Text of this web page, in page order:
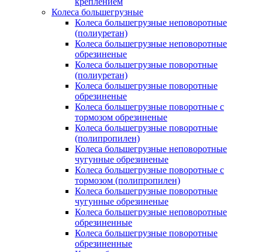
Колеса большегрузные
Колеса большегрузные неповоротные
(полиуретан)
Колеса большегрузные неповоротные
обрезиненые
Колеса большегрузные поворотные
(полиуретан)
Колеса большегрузные поворотные
обрезиненые
Колеса большегрузные поворотные с
тормозом обрезиненые
Колеса большегрузные поворотные
(полипропилен)
Колеса большегрузные неповоротные
чугунные обрезиненые
Колеса большегрузные поворотные с
тормозом (полипропилен)
Колеса большегрузные поворотные
чугунные обрезиненые
Колеса большегрузные неповоротные
обрезиненные
Колеса большегрузные поворотные
обрезиненные